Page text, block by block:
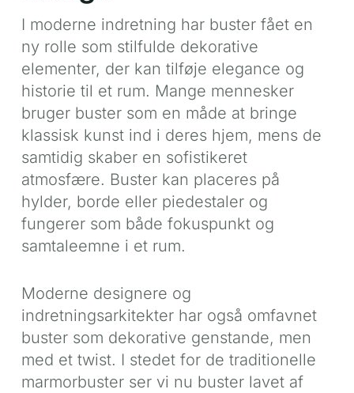
I moderne indretning har buster fået en
ny rolle som stilfulde dekorative
elementer, der kan tilføje elegance og
historie til et rum. Mange mennesker
bruger buster som en måde at bringe
klassisk kunst ind i deres hjem, mens de
samtidig skaber en sofistikeret
atmosfære. Buster kan placeres på
hylder, borde eller piedestaler og
fungerer som både fokuspunkt og
samtaleemne i et rum.
Moderne designere og
indretningsarkitekter har også omfavnet
buster som dekorative genstande, men
med et twist. I stedet for de traditionelle
marmorbuster ser vi nu buster lavet af